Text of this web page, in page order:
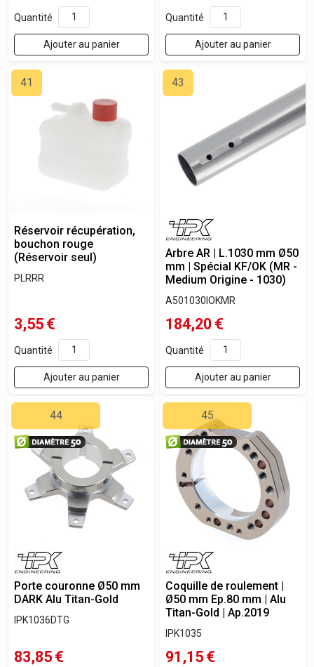
Quantité
Ajouter au panier
Quantité
Ajouter au panier
41
Réservoir récupération,
bouchon rouge
(Réservoir seul)
PLRRR
3,55 €
Quantité
Ajouter au panier
43
Arbre AR | L.1030 mm Ø50
mm | Spécial KF/OK (MR -
Medium Origine - 1030)
A501030IOKMR
184,20 €
Quantité
Ajouter au panier
44
Porte couronne Ø50 mm
DARK Alu Titan-Gold
IPK1036DTG
83,85 €
45
Coquille de roulement |
Ø50 mm Ep.80 mm | Alu
Titan-Gold | Ap.2019
IPK1035
91,15 €